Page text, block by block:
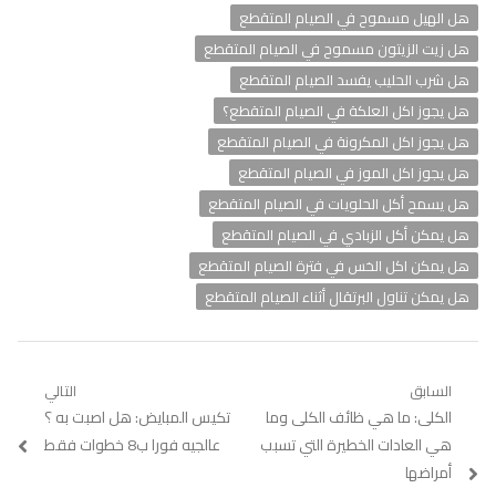
هل الهيل مسموح في الصيام المتقطع
هل زيت الزيتون مسموح في الصيام المتقطع
هل شرب الحليب يفسد الصيام المتقطع
هل يجوز اكل العلكة في الصيام المتقطع؟
هل يجوز اكل المكرونة في الصيام المتقطع
هل يجوز اكل الموز في الصيام المتقطع
هل يسمح أكل الحلويات في الصيام المتقطع
هل يمكن أكل الزبادي في الصيام المتقطع
هل يمكن اكل الخس في فترة الصيام المتقطع
هل يمكن تناول البرتقال أثناء الصيام المتقطع
تصفّح
المقالات
السابق
Previous
post:
الكلى: ما هي ظائف الكلى وما
هي العادات الخطيرة التي تسبب
أمراضها
التالي
Next
post:
تكيس المبايض: هل اصبت به ؟
عالجيه فورا ب8 خطوات فقط